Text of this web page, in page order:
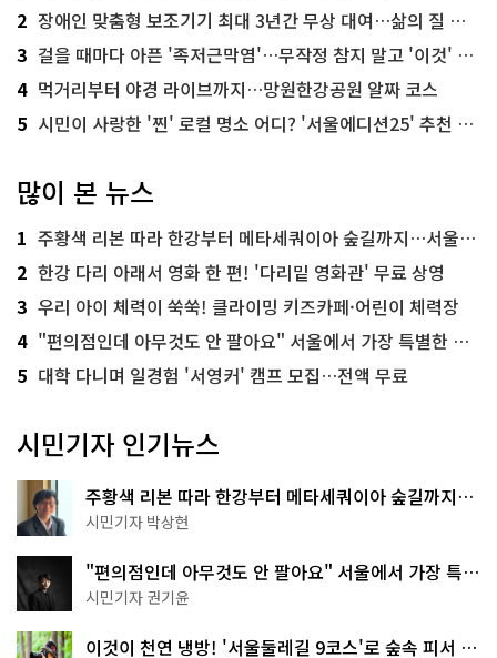
2 장애인 맞춤형 보조기기 최대 3년간 무상 대여…삶의 질 높인다
3 걸을 때마다 아픈 '족저근막염'…무작정 참지 말고 '이것' 해보세요!
4 먹거리부터 야경 라이브까지…망원한강공원 알짜 코스
5 시민이 사랑한 '찐' 로컬 명소 어디? '서울에디션25' 추천 코스
많이 본 뉴스
1 주황색 리본 따라 한강부터 메타세쿼이아 숲길까지…서울둘레길 15코스
2 한강 다리 아래서 영화 한 편! '다리밑 영화관' 무료 상영
3 우리 아이 체력이 쑥쑥! 클라이밍 키즈카페·어린이 체력장
4 "편의점인데 아무것도 안 팔아요" 서울에서 가장 특별한 편의점의 정체
5 대학 다니며 일경험 '서영커' 캠프 모집…전액 무료
시민기자 인기뉴스
주황색 리본 따라 한강부터 메타세쿼이아 숲길까지…
서울둘레길 15코스
시민기자 박상현
"편의점인데 아무것도 안 팔아요" 서울에서 가장 특별
한 편의점의 정체
시민기자 권기윤
이것이 천연 냉방! '서울둘레길 9코스'로 숲속 피서 떠